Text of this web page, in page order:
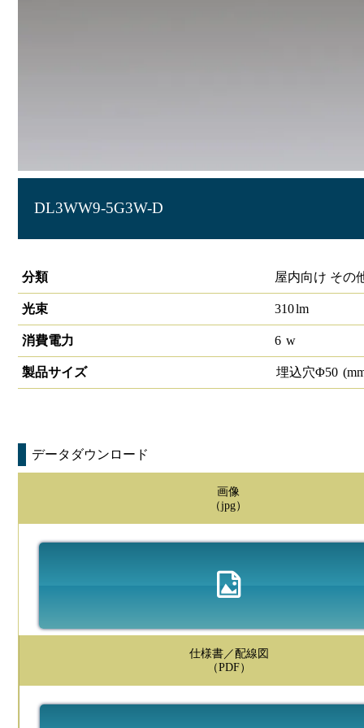
DL3WW9-5G3W-D
分類
屋内向け その
光束 310lm
消費電力 6 w
製品サイズ 埋込穴Φ50
データダウンロード
画像
（jpg）
仕様書／配線図
（PDF）